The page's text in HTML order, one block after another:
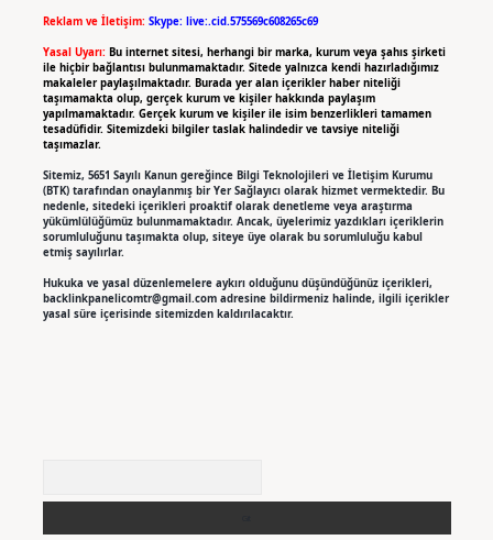
Reklam ve İletişim: Skype: live:.cid.575569c608265c69
Yasal Uyarı: Bu internet sitesi, herhangi bir marka, kurum veya şahıs şirketi
ile hiçbir bağlantısı bulunmamaktadır. Sitede yalnızca kendi hazırladığımız
makaleler paylaşılmaktadır. Burada yer alan içerikler haber niteliği
taşımamakta olup, gerçek kurum ve kişiler hakkında paylaşım
yapılmamaktadır. Gerçek kurum ve kişiler ile isim benzerlikleri tamamen
tesadüfidir. Sitemizdeki bilgiler taslak halindedir ve tavsiye niteliği
taşımazlar.
Sitemiz, 5651 Sayılı Kanun gereğince Bilgi Teknolojileri ve İletişim Kurumu
(BTK) tarafından onaylanmış bir Yer Sağlayıcı olarak hizmet vermektedir. Bu
nedenle, sitedeki içerikleri proaktif olarak denetleme veya araştırma
yükümlülüğümüz bulunmamaktadır. Ancak, üyelerimiz yazdıkları içeriklerin
sorumluluğunu taşımakta olup, siteye üye olarak bu sorumluluğu kabul
etmiş sayılırlar.
Hukuka ve yasal düzenlemelere aykırı olduğunu düşündüğünüz içerikleri,
backlinkpanelicomtr@gmail.comadresine bildirmeniz halinde, ilgili içerikler
yasal süre içerisinde sitemizden kaldırılacaktır.